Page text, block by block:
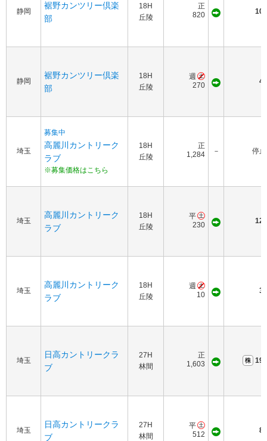
静岡
裾野カンツリー倶楽
部
18H
丘陵
正
820
静岡
裾野カンツリー倶楽
部
18H
丘陵
週
270
埼玉
募集中
高麗川カントリーク
ラブ
※募集価格はこちら
18H
丘陵
正
1,284
－ 停
埼玉
高麗川カントリーク
ラブ
18H
丘陵
平
230
埼玉
高麗川カントリーク
ラブ
18H
丘陵
週
10
埼玉
日高カントリークラ
ブ
27H
林間
正
1,603
埼玉
日高カントリークラ
ブ
27H
林間
平
512